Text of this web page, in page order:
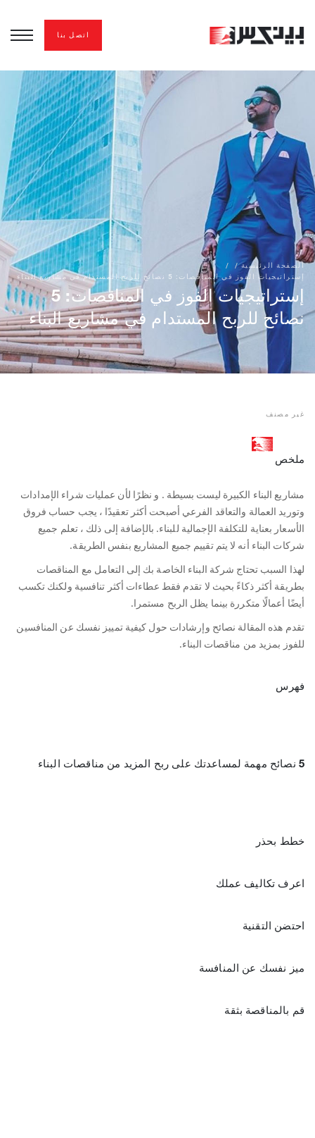
اتصل بنا
الصفحة الرئيسية/
/
إستراتيجيات الفوز في المناقصات: 5 نصائح للربح المستدام في مشاريع البناء
إستراتيجيات الفوز في المناقصات: 5
نصائح للربح المستدام في مشاريع البناء
غير مصنف
ملخص
مشاريع البناء الكبيرة ليست بسيطة . و نظرًا لأن عمليات شراء الإمدادات
وتوريد العمالة والتعاقد الفرعي أصبحت أكثر تعقيدًا ، يجب حساب فروق
الأسعار بعناية للتكلفة الإجمالية للبناء. بالإضافة إلى ذلك ، تعلم جميع
شركات البناء أنه لا يتم تقييم جميع المشاريع بنفس الطريقة.
لهذا السبب تحتاج شركة البناء الخاصة بك إلى التعامل مع المناقصات
بطريقة أكثر ذكاءً بحيث لا تقدم فقط عطاءات أكثر تنافسية ولكنك تكسب
أيضًا أعمالًا متكررة بينما يظل الربح مستمرا.
تقدم هذه المقالة نصائح وإرشادات حول كيفية تمييز نفسك عن المنافسين
للفوز بمزيد من مناقصات البناء.
فهرس
5 نصائح مهمة لمساعدتك على ربح المزيد من مناقصات البناء
خطط بحذر
اعرف تكاليف عملك
احتضن التقنية
ميز نفسك عن المنافسة
قم بالمناقصة بثقة